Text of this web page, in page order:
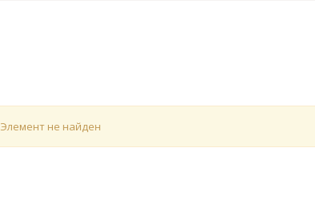
Элемент не найден